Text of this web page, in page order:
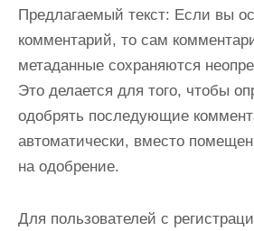
Предлагаемый текст: Если вы
комментарий, то сам
метаданные сохраняются
Это делается для того, чтобы
одобрять последующие
автоматически, вместо
на одобрение.
Для пользователей с